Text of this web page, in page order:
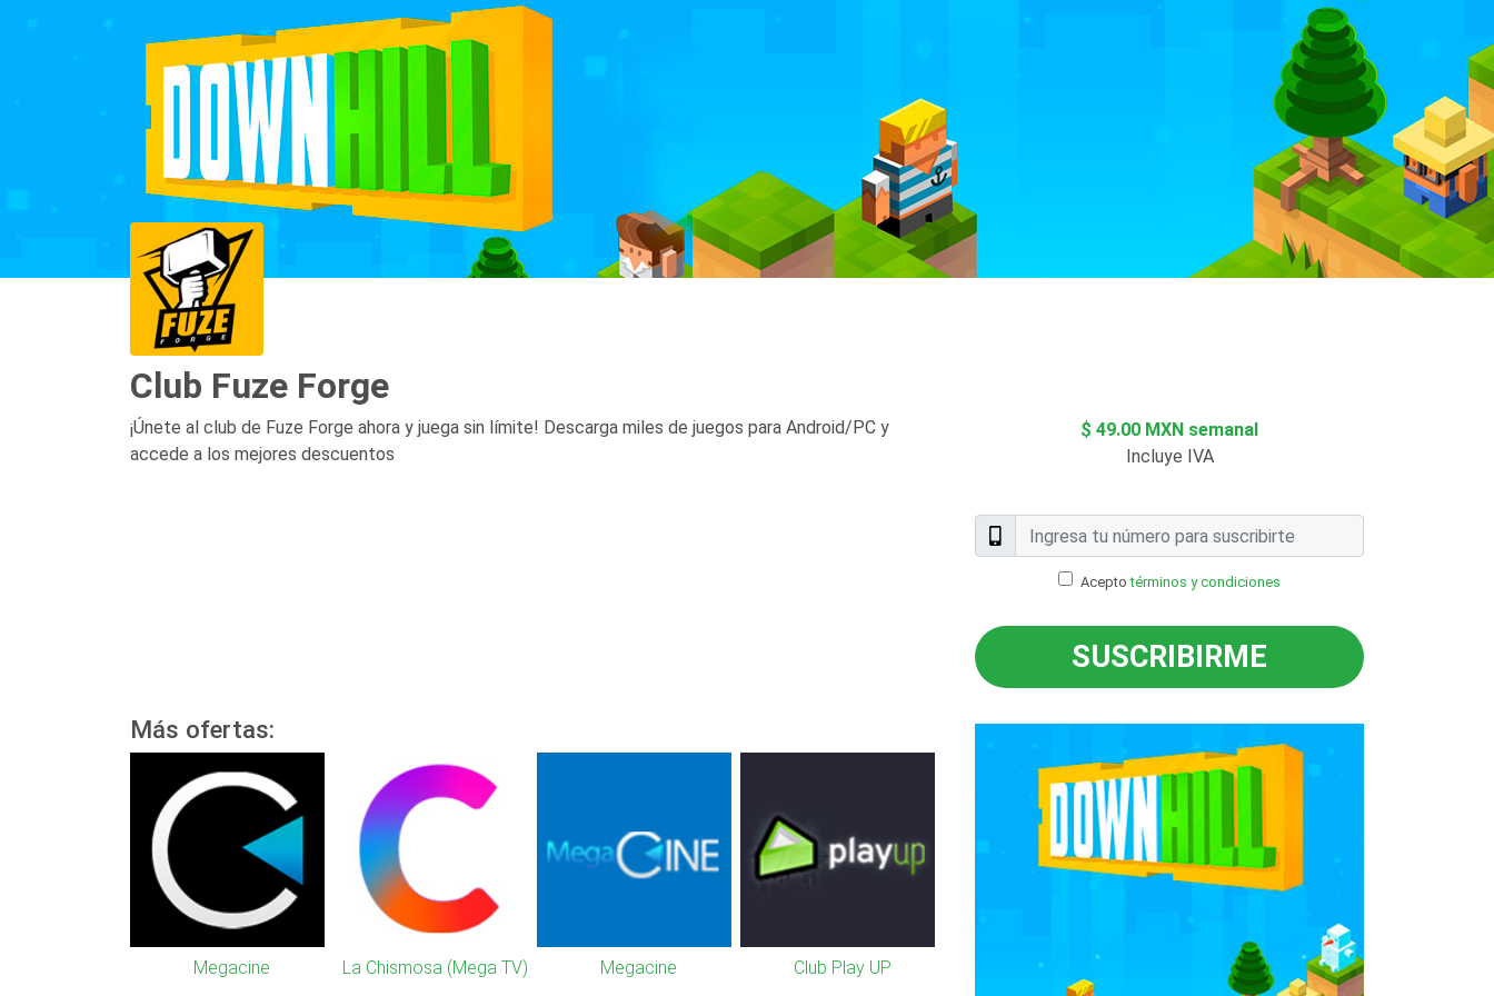
Club Fuze Forge
¡Únete al club de Fuze Forge ahora y juega sin límite! Descarga miles de juegos para Android/PC y
accede a los mejores descuentos
$ 49.00 MXN semanal
Incluye IVA
Aceptotérminos y condiciones
SUSCRIBIRME
Más ofertas:
Megacine La Chismosa (Mega TV) Megacine Club Play UP